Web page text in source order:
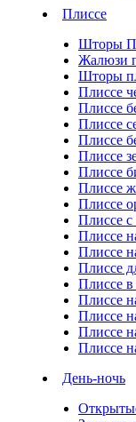
Плиссе
Шторы
Жалюзи
Шторы
Плиссе
Плиссе
Плиссе
Плиссе
Плиссе
Плиссе
Плиссе
Плиссе
Плиссе с
Плиссе
Плиссе
Плиссе
Плиссе
Плиссе
Плиссе
Плиссе
Плиссе
День-ночь